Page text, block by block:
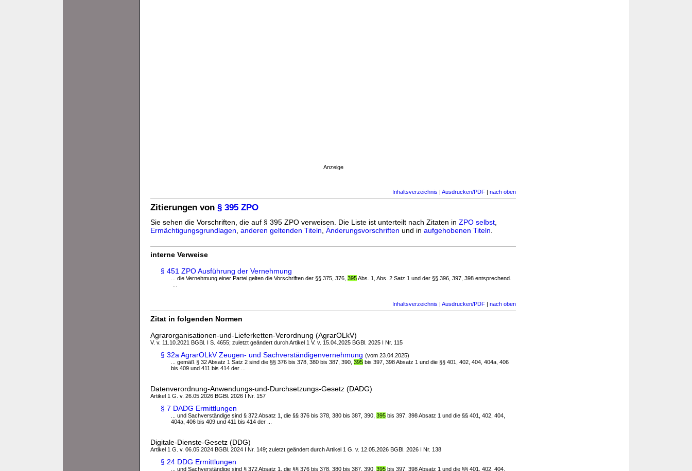
Anzeige
Inhaltsverzeichnis | Ausdrucken/PDF | nach oben
Zitierungen von § 395 ZPO
Sie sehen die Vorschriften, die auf § 395 ZPO verweisen. Die Liste ist unterteilt nach Zitaten in ZPO selbst
Ermächtigungsgrundlagen anderen geltenden Titeln Änderungsvorschriften und in aufgehobenen Titeln
interne Verweise
§ 451 ZPO Ausführung der Vernehmung
... die Vernehmung einer Partei gelten die Vorschriften der §§ 375, 376, 395Abs. 1, Abs. 2 Satz 1 und der §§ 396, 397, 398 entsprechend.
Inhaltsverzeichnis | Ausdrucken/PDF | nach oben
Zitat in folgenden Normen
Agrarorganisationen-und-Lieferketten-Verordnung (AgrarOLkV)
V. v. 11.10.2021 BGBl. I S. 4655; zuletzt geändert durch Artikel 1 V. v. 15.04.2025 BGBl. 2025 I Nr. 115
§ 32a AgrarOLkV Zeugen- und Sachverständigenvernehmung (vom 23.04.2025)
... gemäß § 32 Absatz 1 Satz 2 sind die §§ 376 bis 378, 380 bis 387, 390, 395 bis 397, 398 Absatz 1 und die §§ 401, 402, 404, 404a, 406
bis 409 und 411 bis 414 der ...
Datenverordnung-Anwendungs-und-Durchsetzungs-Gesetz (DADG)
Artikel 1 G. v. 26.05.2026 BGBl. 2026 I Nr. 157
§ 7 DADG Ermittlungen
... und Sachverständige sind § 372 Absatz 1, die §§ 376 bis 378, 380 bis 387, 390, 395 bis 397, 398 Absatz 1 und die §§ 401, 402, 404,
404a, 406 bis 409 und 411 bis 414 der ...
Digitale-Dienste-Gesetz (DDG)
Artikel 1 G. v. 06.05.2024 BGBl. 2024 I Nr. 149; zuletzt geändert durch Artikel 1 G. v. 12.05.2026 BGBl. 2026 I Nr. 138
§ 24 DDG Ermittlungen
... und Sachverständige sind § 372 Absatz 1, die §§ 376 bis 378, 380 bis 387, 390, 395 bis 397, 398 Absatz 1 und die §§ 401, 402, 404,